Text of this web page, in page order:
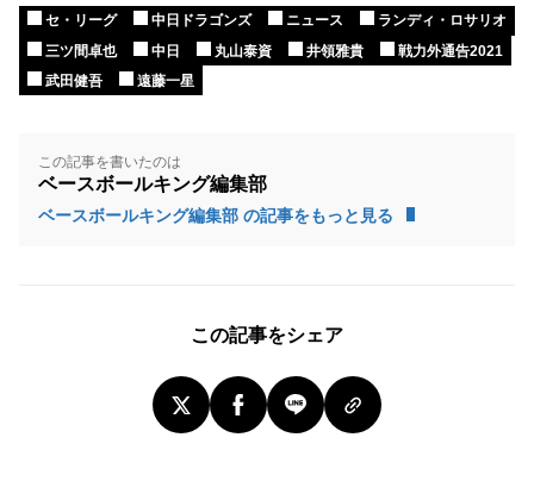
セ・リーグ 中日ドラゴンズ ニュース
ランディ・ロサリオ
三ツ間卓也
中日 丸山泰資 井領雅貴
戦力外通告2021
武田健吾
遠藤一星
この記事を書いたのは
ベースボールキング編集部
ベースボールキング編集部 の記事をもっと見る
この記事をシェア